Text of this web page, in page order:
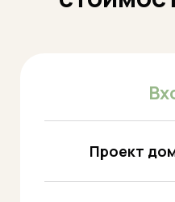
Проект